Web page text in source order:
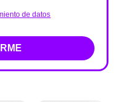
de datos